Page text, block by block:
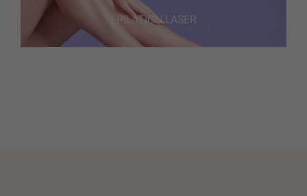
ÉPILATION LASER